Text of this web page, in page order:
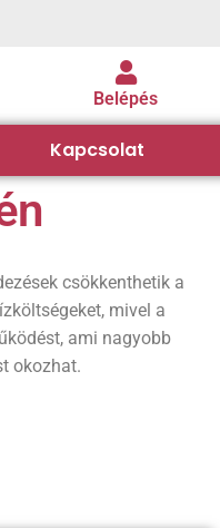
Belépés
Kapcsolat
csökkenthetik a
mivel a
ami nagyobb
okozhat.